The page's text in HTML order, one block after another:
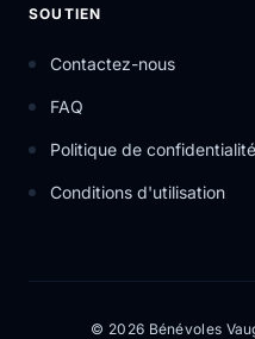
SOUTIEN
Contactez-nous
FAQ
Politique de confidentialité
Conditions d'utilisation
© 2026 Bénévoles